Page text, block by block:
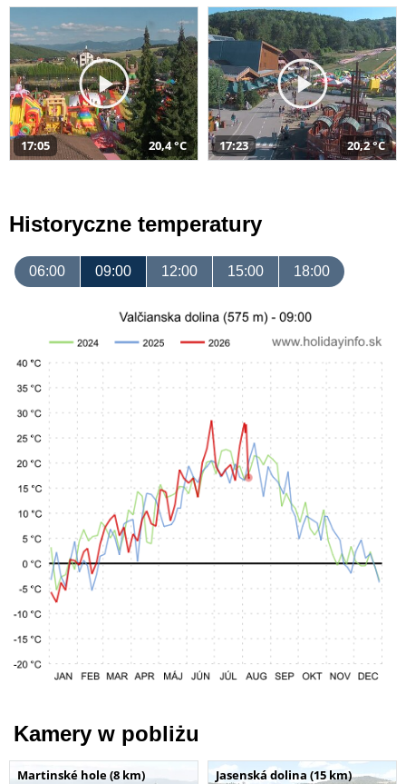
17:05 20,4 °C 17:23 20,2 °C
Historyczne temperatury
06:00 09:00 12:00 15:00 18:00
Kamery w pobliżu
Martinské hole (8 km) Jasenská dolina (15 km)